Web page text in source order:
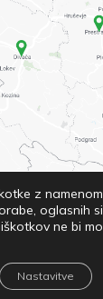
KOPER
z
oglasnih
ne bi
Nastavitve